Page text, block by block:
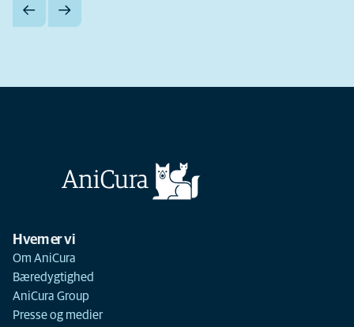
Hvem er vi
Om AniCura
Bæredygtighed
AniCura Group
Presse og medier